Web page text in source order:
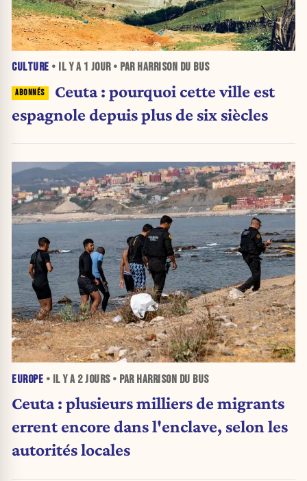
CULTURE • IL Y A 1 JOUR• PAR HARRISON DU BUS
Ceuta : pourquoi cette ville est
espagnole depuis plus de six siècles
EUROPE • IL Y A 2 JOURS• PAR HARRISON DU BUS
Ceuta : plusieurs milliers de migrants
errent encore dans l'enclave, selon les
autorités locales